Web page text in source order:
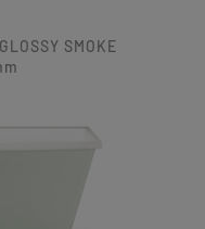
SMOKE